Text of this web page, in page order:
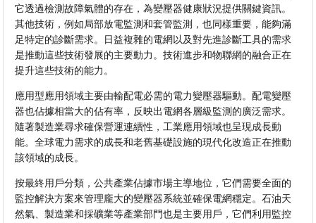
它透過檢測故障氣體的存在，為變壓器健康狀況提供關鍵資訊。
其他技術，例如局部放電監測和套管監測，也同樣重要，能夠滿
足特定的診斷需求。日益複雜的電網以及對先進診斷工具的需求
是推動這些技術發展的主要動力。技術進步和物聯網的融合正在
提升這些技術的能力。
應用型應用領域主要由輸配電必需的電力變壓器驅動。配電變壓
器也佔據相當大的佔有率，反映出電網各層級監測的廣泛需求。
隨著製造業尋求確保營運連續性，工業應用領域也呈現成長動
能。全球電力需求的成長和老舊基礎設施的現代化改造正在推動
該領域的成長。
按最終用戶分類，公共產業佔據市場主導地位，它們需要全面的
監控解決方案來管理龐大的變壓器系統並​​確保電網穩定。石油天
然氣、製造業和採礦業等產業部門也是主要用戶，它們利用監控